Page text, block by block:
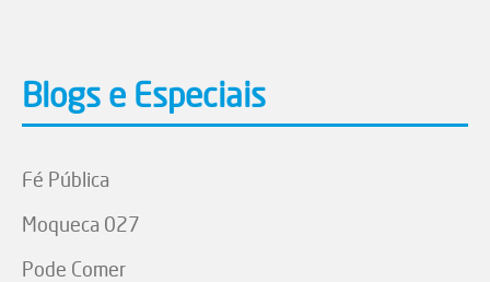
Blogs e Especiais
Fé Pública
Moqueca 027
Pode Comer